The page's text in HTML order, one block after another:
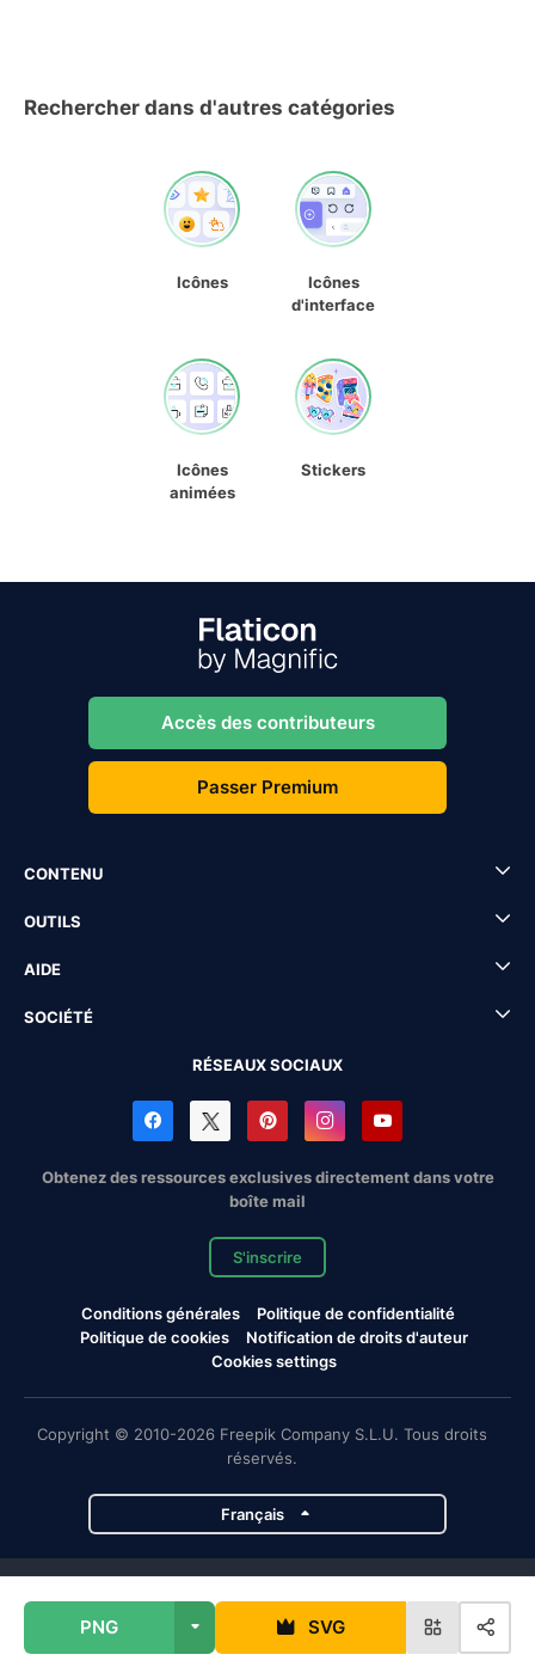
PNG SVG
Rechercher dans d'autres catégories
Icônes
Icônes
d'interface
Icônes
animées
Stickers
Accès des contributeurs
Passer Premium
CONTENU
OUTILS
AIDE
SOCIÉTÉ
RÉSEAUX SOCIAUX
Obtenez des ressources exclusives directement dans votre
boîte mail
S'inscrire
Conditions générales
Politique de confidentialité
Politique de cookies
Notification de droits d'auteur
Cookies settings
Copyright © 2010-2026 Freepik Company S.L.U. Tous droits
réservés.
Français